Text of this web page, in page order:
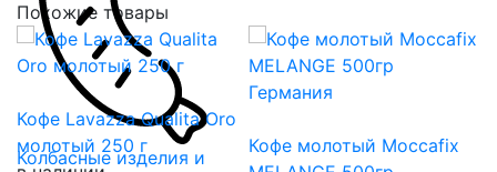
Колбасные изделия и
Похожие товары
Кофе Lavazza Qualita Oro
молотый 250 г
Кофе молотый Moccafix